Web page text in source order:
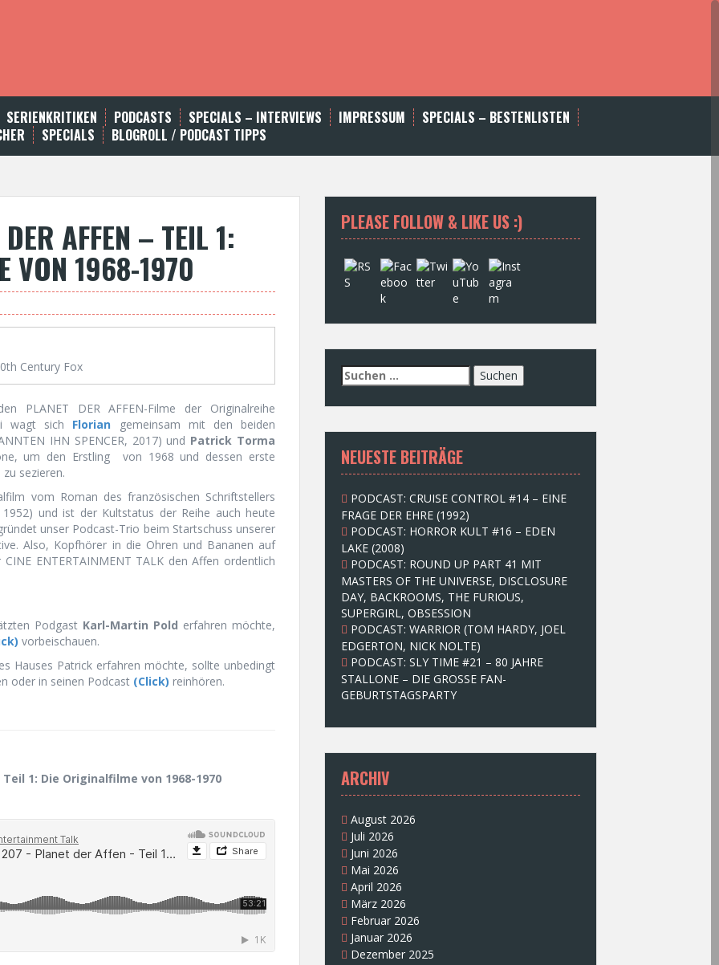
SERIENKRITIKEN PODCASTS SPECIALS – INTERVIEWS IMPRESSUM
SPECIALS – BESTENLISTEN
SPECIALS BLOGROLL / PODCAST TIPPS
AFFEN – TEIL 1:
VON 1968-1970
Century Fox
PLANET DER AFFEN-Filme der Originalreihe
wagt sich Florian gemeinsam mit den beiden
IHN SPENCER, 2017) und Patrick Torma
um den Erstling von 1968 und dessen erste
sezieren.
vom Roman des französischen Schriftstellers
1952) und ist der Kultstatus der Reihe auch heute
unser Podcast-Trio beim Startschuss unserer
Also, Kopfhörer in die Ohren und Bananen auf
ENTERTAINMENT TALK den Affen ordentlich
Podgast Karl-Martin Pold erfahren möchte,
vorbeischauen.
Hauses Patrick erfahren möchte, sollte unbedingt
oder in seinen Podcast (Click) reinhören.
1: Die Originalfilme von 1968-1970
PLEASE FOLLOW & LIKE US :)
S
u
c
e
n
n
c
h
:
NEUESTE BEITRÄGE
PODCAST: CRUISE CONTROL #14 – EINE
FRAGE DER EHRE (1992)
PODCAST: HORROR KULT #16 – EDEN
LAKE (2008)
PODCAST: ROUND UP PART 41 MIT
MASTERS OF THE UNIVERSE, DISCLOSURE
DAY, BACKROOMS, THE FURIOUS,
SUPERGIRL, OBSESSION
PODCAST: WARRIOR (TOM HARDY, JOEL
EDGERTON, NICK NOLTE)
PODCAST: SLY TIME #21 – 80 JAHRE
STALLONE – DIE GROSSE FAN-
GEBURTSTAGSPARTY
ARCHIV
August 2026
Juli 2026
Juni 2026
Mai 2026
April 2026
März 2026
Februar 2026
Januar 2026
Dezember 2025